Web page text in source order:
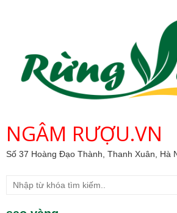
NGÂM RƯỢU.VN
Số 37 Hoàng Đạo Thành, Thanh Xuân, Hà